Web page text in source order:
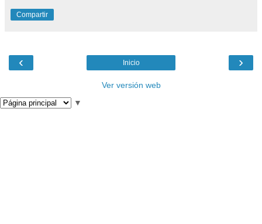
Compartir
‹ ›
Inicio
Ver versión web
▼